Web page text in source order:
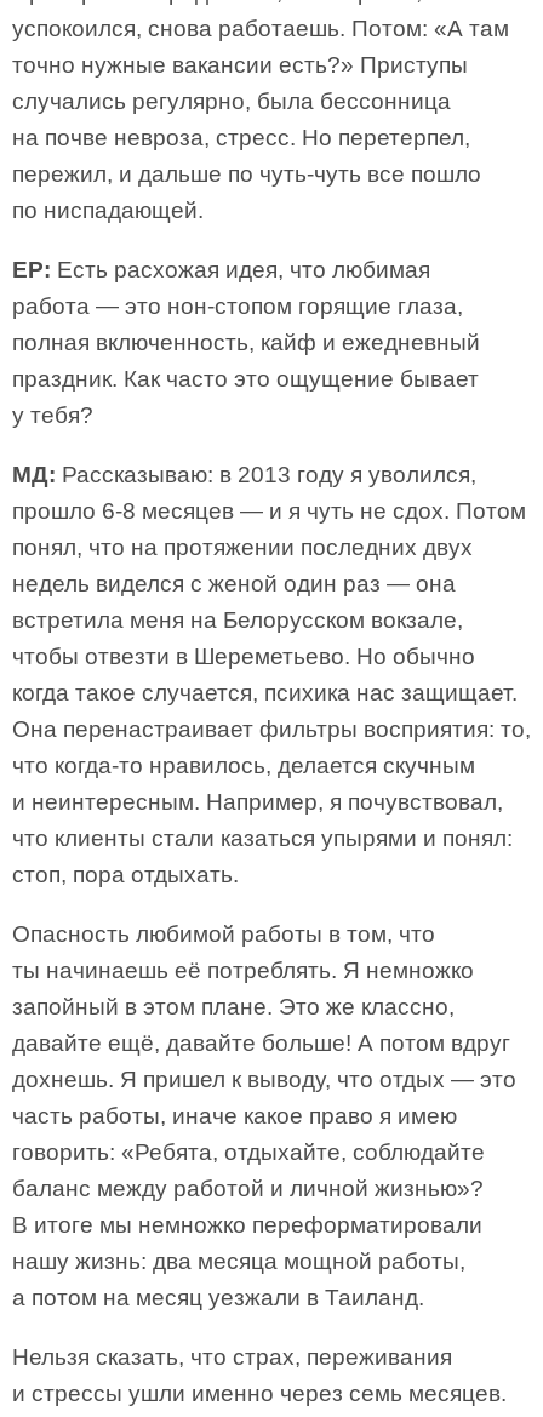
успокоился, снова работаешь. Потом: «А там
точно нужные вакансии есть?» Приступы
случались регулярно, была бессонница
на почве невроза, стресс. Но перетерпел,
пережил, и дальше по чуть-чуть все пошло
по ниспадающей.
ЕР: Есть расхожая идея, что любимая
работа — это нон-стопом горящие глаза,
полная включенность, кайф и ежедневный
праздник. Как часто это ощущение бывает
у тебя?
МД: Рассказываю: в 2013 году я уволился,
прошло 6-8 месяцев — и я чуть не сдох. Потом
понял, что на протяжении последних двух
недель виделся с женой один раз — она
встретила меня на Белорусском вокзале,
чтобы отвезти в Шереметьево. Но обычно
когда такое случается, психика нас защищает.
Она перенастраивает фильтры восприятия: то,
что когда-то нравилось, делается скучным
и неинтересным. Например, я почувствовал,
что клиенты стали казаться упырями и понял:
стоп, пора отдыхать.
Опасность любимой работы в том, что
ты начинаешь её потреблять. Я немножко
запойный в этом плане. Это же классно,
давайте ещё, давайте больше! А потом вдруг
дохнешь. Я пришел к выводу, что отдых — это
часть работы, иначе какое право я имею
говорить: «Ребята, отдыхайте, соблюдайте
баланс между работой и личной жизнью»?
В итоге мы немножко переформатировали
нашу жизнь: два месяца мощной работы,
а потом на месяц уезжали в Таиланд.
Нельзя сказать, что страх, переживания
и стрессы ушли именно через семь месяцев.